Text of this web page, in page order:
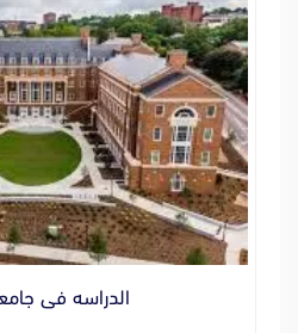
الدراسه فى